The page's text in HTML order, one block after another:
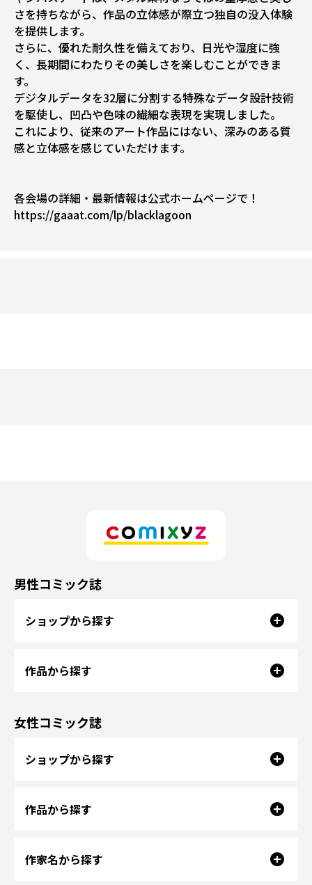
さを持ちながら、作品の立体感が際立つ独自の没入体験
を提供します。
さらに、優れた耐久性を備えており、日光や湿度に強
く、長期間にわたりその美しさを楽しむことができま
す。
デジタルデータを32層に分割する特殊なデータ設計技術
を駆使し、凹凸や色味の繊細な表現を実現しました。
これにより、従来のアート作品にはない、深みのある質
感と立体感を感じていただけます。
各会場の詳細・最新情報は公式ホームページで！
https://gaaat.com/lp/blacklagoon
男性コミック誌
ショップから探す
作品から探す
女性コミック誌
ショップから探す
作品から探す
作家名から探す